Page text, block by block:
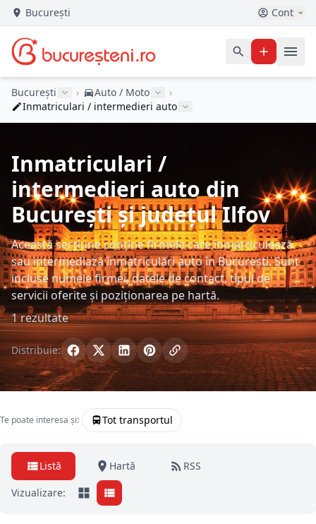
București Cont
București › Auto / Moto
›
Inmatriculari / intermedieri auto
Inmatriculari /
intermedieri auto din
București și județul Ilfov
Această secțiune conține firmele care înmatriculează
sau intermediază înmatriculări auto în București. Sunt
incluse numele firmei, datele de contact, tipul de
servicii oferite și poziționarea pe hartă.
1 rezultate
Distribuie:
Te poate interesa și: Tot transportul
Listă Hartă
RSS
Vizualizare: